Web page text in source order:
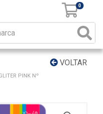
0
VOLTAR
PINK Nº